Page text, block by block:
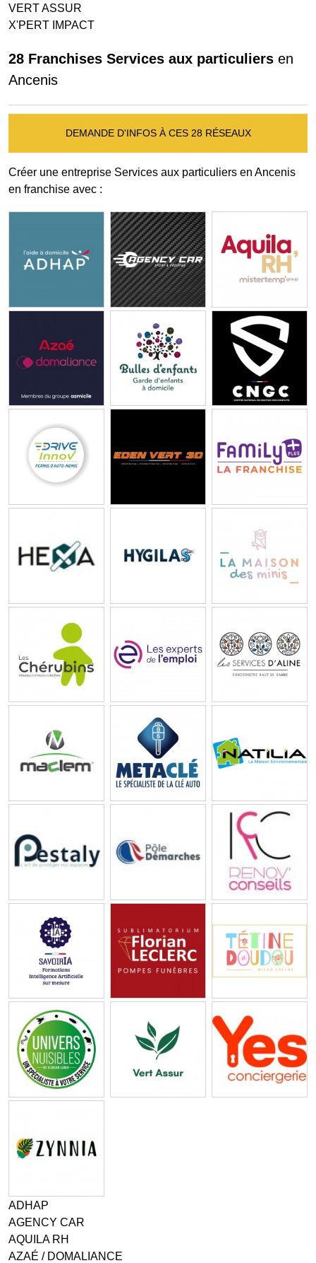
VERT ASSUR
X'PERT IMPACT
28 Franchises Services aux particuliers en
Ancenis
DEMANDE D'INFOS À CES 28 RÉSEAUX
Créer une entreprise Services aux particuliers en Ancenis
en franchise avec :
ADHAP
AGENCY CAR
AQUILA RH
AZAÉ / DOMALIANCE